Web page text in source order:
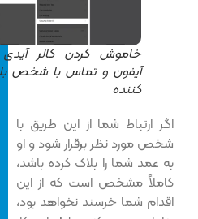
خاموش کردن کالر آیدی در
آیفون و تماس با شخص بلاک
کننده
اگر ارتباط شما از این طریق با
شخص مورد نظر برقرار شود و او
به عمد شما را بلاک کرده باشد،
کاملاً مشخص است که از این
اقدام شما خرسند نخواهد بود،